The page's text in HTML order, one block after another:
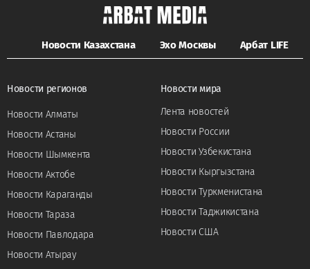
Новости Казахстана Эхо Москвы Арбат LIFE
Новости регионов
Новости Алматы
Новости Астаны
Новости Шымкента
Новости Актобе
Новости Караганды
Новости Тараза
Новости Павлодара
Новости Атырау
Новости мира
Лента новостей
Новости России
Новости Узбекистана
Новости Кыргызстана
Новости Туркменистана
Новости Таджикистана
Новости США